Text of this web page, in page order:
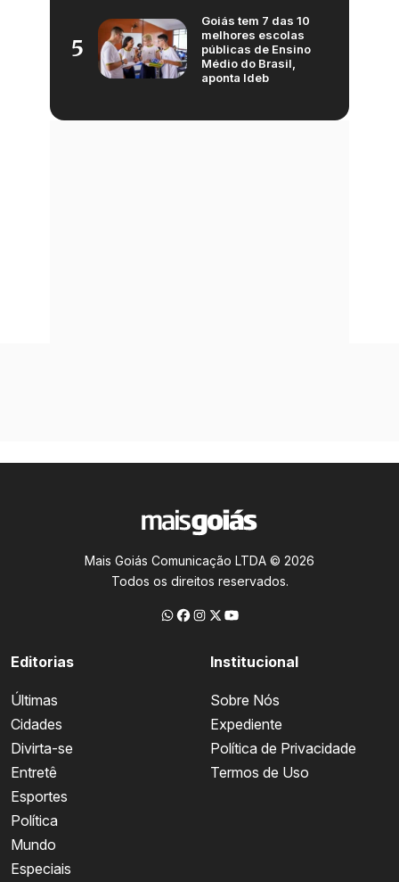
5
Goiás tem 7 das 10
melhores escolas
públicas de Ensino
Médio do Brasil,
aponta Ideb
Mais Goiás Comunicação LTDA © 2026
Todos os direitos reservados.
Editorias
Últimas
Cidades
Divirta-se
Entretê
Esportes
Política
Mundo
Especiais
Institucional
Sobre Nós
Expediente
Política de Privacidade
Termos de Uso